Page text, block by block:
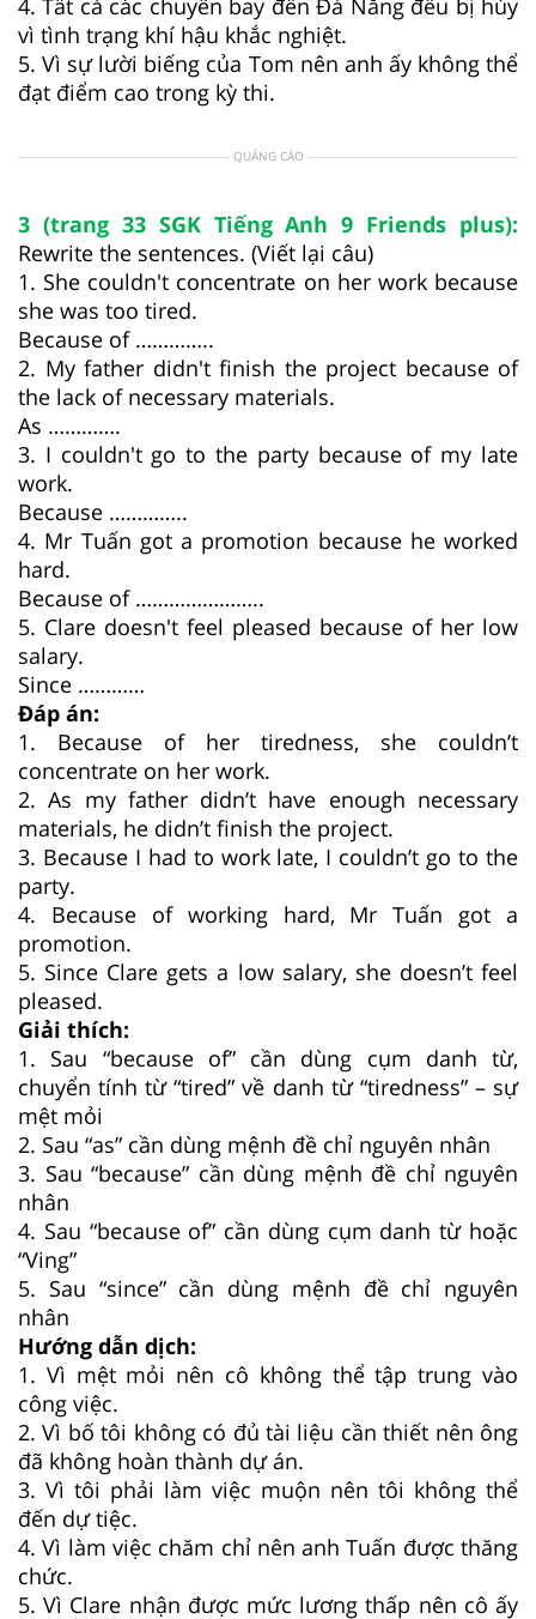
vì tình trạng khí hậu khắc nghiệt.
5. Vì sự lười biếng của Tom nên anh ấy không thể
đạt điểm cao trong kỳ thi.
QUẢNG CÁO
3 (trang 33 SGK Tiếng Anh 9 Friends plus):
Rewrite the sentences. (Viết lại câu)
1. She couldn't concentrate on her work because
she was too tired.
Because of …………..
2. My father didn't finish the project because of
the lack of necessary materials.
As ………….
3. I couldn't go to the party because of my late
work.
Because …………..
4. Mr Tuấn got a promotion because he worked
hard.
Because of …………………..
5. Clare doesn't feel pleased because of her low
salary.
Since …………
Đáp án:
1. Because of her tiredness, she couldn’t
concentrate on her work.
2. As my father didn’t have enough necessary
materials, he didn’t finish the project.
3. Because I had to work late, I couldn’t go to the
party.
4. Because of working hard, Mr Tuấn got a
promotion.
5. Since Clare gets a low salary, she doesn’t feel
pleased.
Giải thích:
1. Sau “because of” cần dùng cụm danh từ,
chuyển tính từ “tired” về danh từ “tiredness” – sự
mệt mỏi
2. Sau “as” cần dùng mệnh đề chỉ nguyên nhân
3. Sau “because” cần dùng mệnh đề chỉ nguyên
nhân
4. Sau “because of” cần dùng cụm danh từ hoặc
“Ving”
5. Sau “since” cần dùng mệnh đề chỉ nguyên
nhân
Hướng dẫn dịch:
1. Vì mệt mỏi nên cô không thể tập trung vào
công việc.
2. Vì bố tôi không có đủ tài liệu cần thiết nên ông
đã không hoàn thành dự án.
3. Vì tôi phải làm việc muộn nên tôi không thể
đến dự tiệc.
4. Vì làm việc chăm chỉ nên anh Tuấn được thăng
chức.
5. Vì Clare nhận được mức lương thấp nên cô ấy